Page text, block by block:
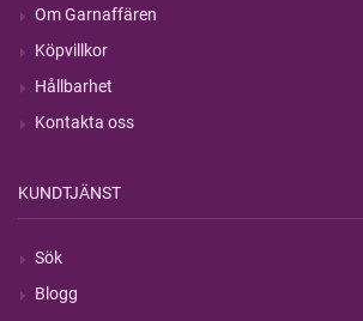
Om Garnaffären
Köpvillkor
Hållbarhet
Kontakta oss
KUNDTJÄNST
Sök
Blogg